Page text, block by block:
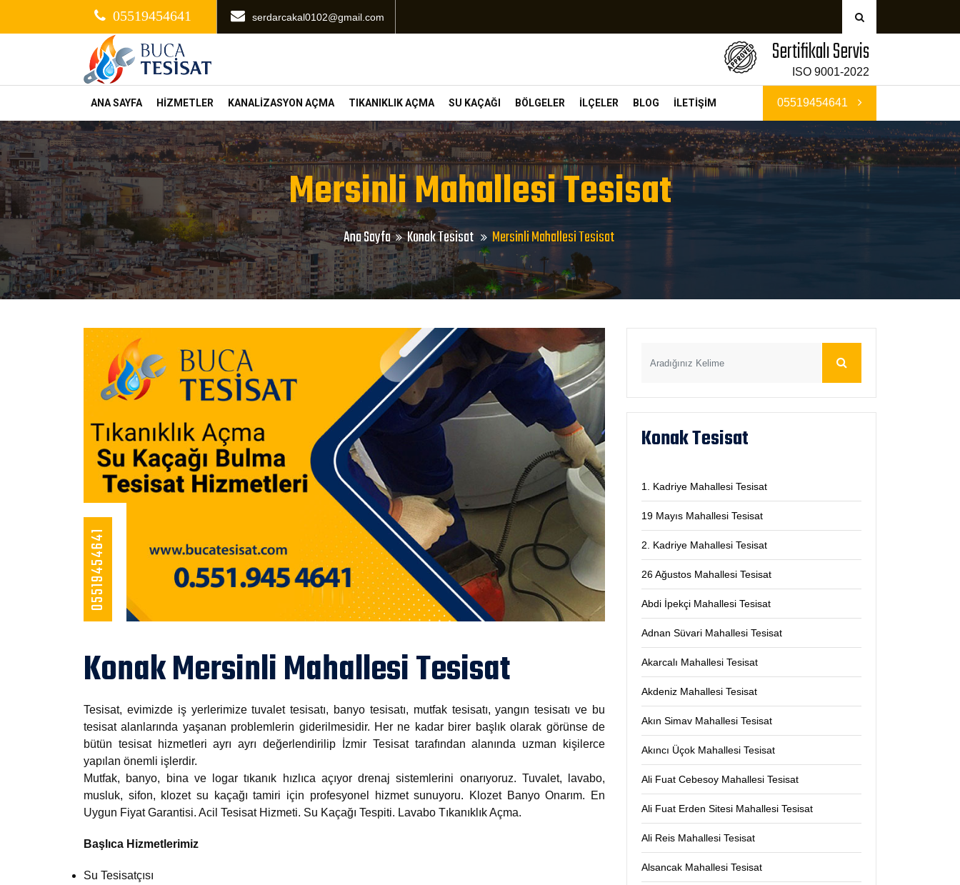
05519454641 serdarcakal0102@gmail.com
Sertifikalı Servis
ISO 9001-2022
ANA SAYFA HİZMETLER KANALİZASYON AÇMA TIKANIKLIK AÇMA SU KAÇAĞI BÖLGELER İLÇELER BLOG İLETİŞİM 05519454641
Mersinli Mahallesi Tesisat
Ana Sayfa Konak Tesisat Mersinli Mahallesi Tesisat
05519454641
Konak Mersinli Mahallesi Tesisat
Tesisat, evimizde iş yerlerimize tuvalet tesisatı, banyo tesisatı, mutfak tesisatı, yangın tesisatı ve bu
tesisat alanlarında yaşanan problemlerin giderilmesidir. Her ne kadar birer başlık olarak görünse de
bütün tesisat hizmetleri ayrı ayrı değerlendirilip İzmir Tesisat tarafından alanında uzman kişilerce
yapılan önemli işlerdir.
Mutfak, banyo, bina ve logar tıkanık hızlıca açıyor drenaj sistemlerini onarıyoruz. Tuvalet, lavabo,
musluk, sifon, klozet su kaçağı tamiri için profesyonel hizmet sunuyoru. Klozet Banyo Onarım. En
Uygun Fiyat Garantisi. Acil Tesisat Hizmeti. Su Kaçağı Tespiti. Lavabo Tıkanıklık Açma.
Başlıca Hizmetlerimiz
Su Tesisatçısı
Konak Tesisat
1. Kadriye Mahallesi Tesisat
19 Mayıs Mahallesi Tesisat
2. Kadriye Mahallesi Tesisat
26 Ağustos Mahallesi Tesisat
Abdi İpekçi Mahallesi Tesisat
Adnan Süvari Mahallesi Tesisat
Akarcalı Mahallesi Tesisat
Akdeniz Mahallesi Tesisat
Akın Simav Mahallesi Tesisat
Akıncı Üçok Mahallesi Tesisat
Ali Fuat Cebesoy Mahallesi Tesisat
Ali Fuat Erden Sitesi Mahallesi Tesisat
Ali Reis Mahallesi Tesisat
Alsancak Mahallesi Tesisat